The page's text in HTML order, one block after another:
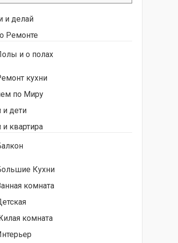
и делай
Ремонте
и о полах
кухни
по Миру
дети
квартира
Кухни
комната
комната